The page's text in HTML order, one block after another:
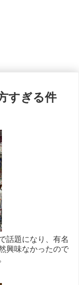
すぎる件
話題になり、有名
興味なかったので